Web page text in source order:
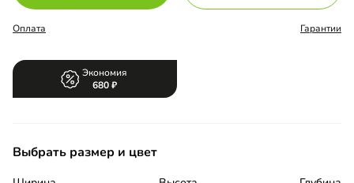
Оплата Гарантии
Экономия
680
Выбрать размер и цвет